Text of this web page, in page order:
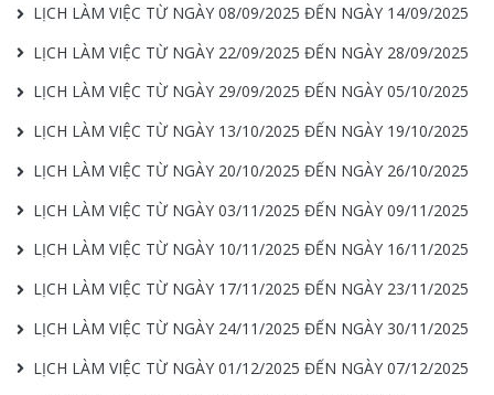
LỊCH LÀM VIỆC TỪ NGÀY 08/09/2025 ĐẾN NGÀY 14/09/2025
LỊCH LÀM VIỆC TỪ NGÀY 22/09/2025 ĐẾN NGÀY 28/09/2025
LỊCH LÀM VIỆC TỪ NGÀY 29/09/2025 ĐẾN NGÀY 05/10/2025
LỊCH LÀM VIỆC TỪ NGÀY 13/10/2025 ĐẾN NGÀY 19/10/2025
LỊCH LÀM VIỆC TỪ NGÀY 20/10/2025 ĐẾN NGÀY 26/10/2025
LỊCH LÀM VIỆC TỪ NGÀY 03/11/2025 ĐẾN NGÀY 09/11/2025
LỊCH LÀM VIỆC TỪ NGÀY 10/11/2025 ĐẾN NGÀY 16/11/2025
LỊCH LÀM VIỆC TỪ NGÀY 17/11/2025 ĐẾN NGÀY 23/11/2025
LỊCH LÀM VIỆC TỪ NGÀY 24/11/2025 ĐẾN NGÀY 30/11/2025
LỊCH LÀM VIỆC TỪ NGÀY 01/12/2025 ĐẾN NGÀY 07/12/2025